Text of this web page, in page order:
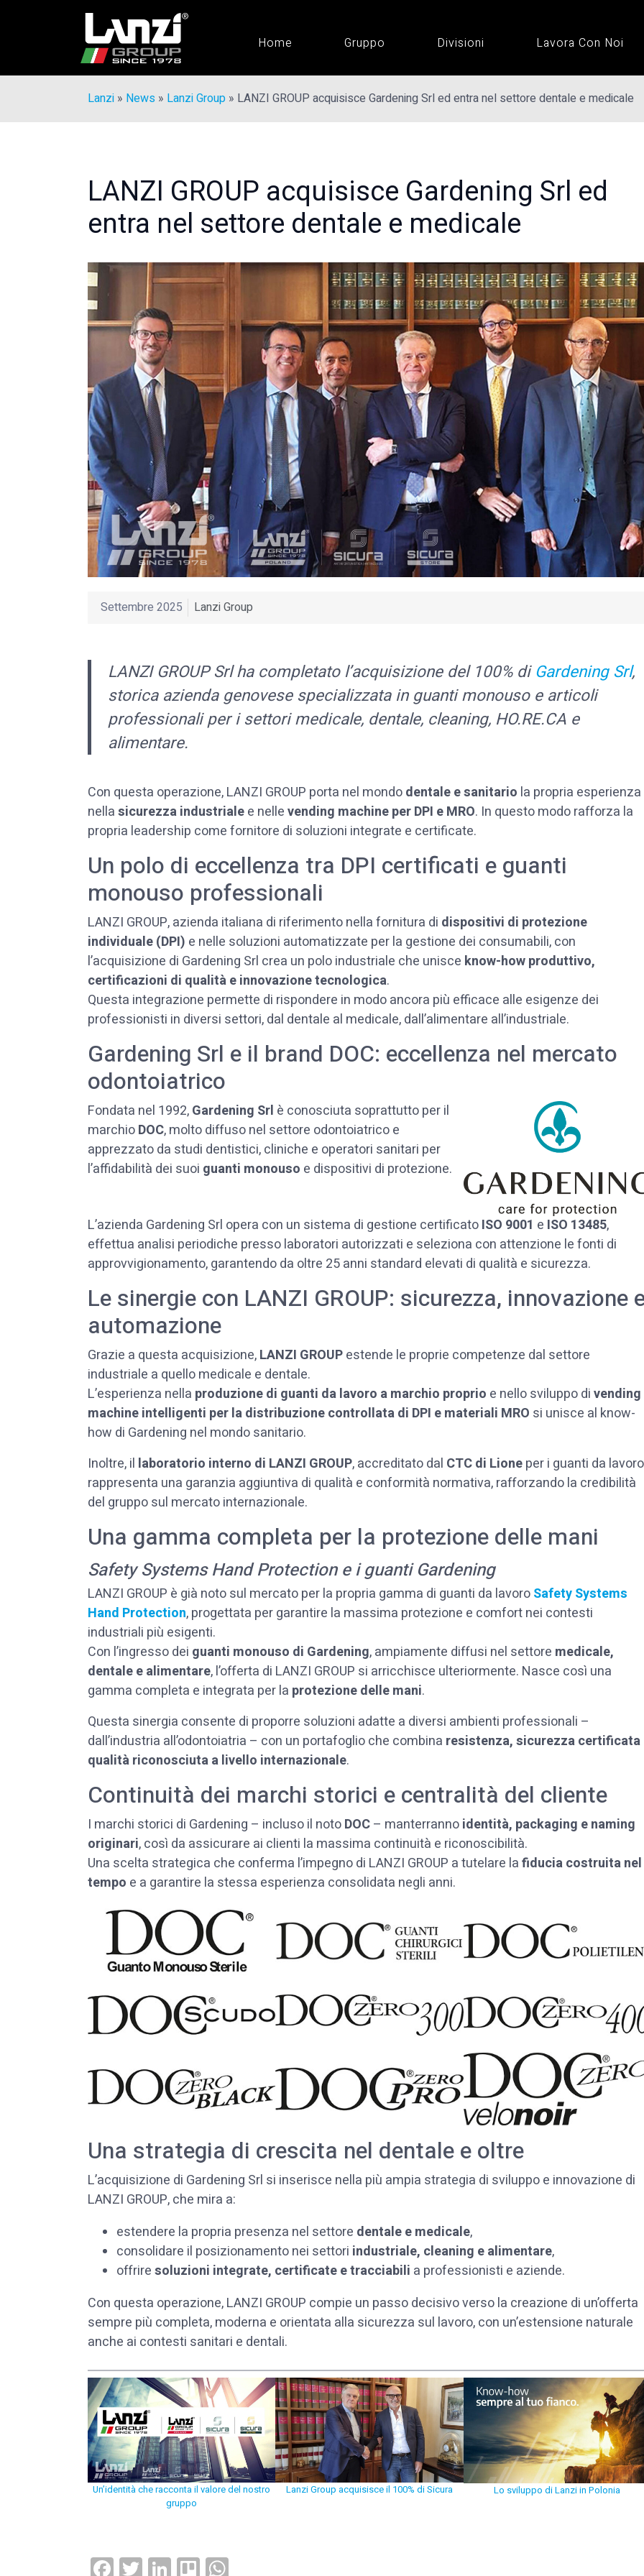
Home Gruppo Divisioni Lavora Con Noi
Lanzi » News » Lanzi Group » LANZI GROUP acquisisce Gardening Srl ed entra nel settore dentale e medicale
LANZI GROUP acquisisce Gardening Srl ed
entra nel settore dentale e medicale
Settembre 2025 Lanzi Group
LANZI GROUP Srl ha completato l’acquisizione del 100% diGardening Srl,
storica azienda genovese specializzata in guanti monouso e articoli
professionali per i settori medicale, dentale, cleaning, HO.RE.CA e
alimentare.
Con questa operazione, LANZI GROUP porta nel mondodentale e sanitario la propria esperienza
nellasicurezza industrialee nellevending machineper DPI e MRO. In questo modo rafforza la
propria leadership come fornitore di soluzioni integrate e certificate.
Un polo di eccellenza tra DPI certificati e guanti
monouso professionali
LANZI GROUP, azienda italiana di riferimento nella fornitura di dispositivi di protezione
individuale (DPI) e nelle soluzioni automatizzate per la gestione dei consumabili, con
l’acquisizione di Gardening Srl crea un polo industriale che unisce know-how produttivo,
certificazioni di qualità e innovazione tecnologica.
Questa integrazione permette di rispondere in modo ancora più efficace alle esigenze dei
professionisti in diversi settori, dal dentale al medicale, dall’alimentare all’industriale.
Gardening Srl e il brand DOC: eccellenza nel mercato
odontoiatrico
Fondata nel 1992,Gardening Srl è conosciuta soprattutto per il
marchioDOC, molto diffuso nel settore odontoiatrico e
apprezzato da studi dentistici, cliniche e operatori sanitari per
l’affidabilità dei suoi guanti monouso e dispositivi di protezione.
L’azienda Gardening Srl opera con un sistema di gestione certificatoISO 9001 e ISO 13485,
effettua analisi periodiche presso laboratori autorizzati e seleziona con attenzione le fonti di
approvvigionamento, garantendo da oltre 25 anni standard elevati di qualità e sicurezza.
Le sinergie con LANZI GROUP: sicurezza, innovazione
automazione
Grazie a questa acquisizione,LANZI GROUPestende le proprie competenze dal settore
industriale a quello medicale e dentale.
L’esperienza nella produzione di guanti da lavoro a marchio proprio e nello sviluppo divending
machine intelligenti per la distribuzione controllata di DPI e materiali MRO si unisce al know-
how di Gardening nel mondo sanitario.
Inoltre, il laboratorio interno di LANZI GROUP, accreditato dal CTC di Lioneper i guanti da
rappresenta una garanzia aggiuntiva di qualità e conformità normativa, rafforzando la credibilità
del gruppo sul mercato internazionale.
Una gamma completa per la protezione delle mani
Safety Systems Hand Protection e i guanti Gardening
LANZI GROUP è già noto sul mercato per la propria gamma di guanti da lavoroSafety Systems
Hand Protection, progettata per garantire la massima protezione e comfort nei contesti
industriali più esigenti.
Con l’ingresso dei guanti monouso di Gardening, ampiamente diffusi nel settore medicale,
dentale e alimentare, l’offerta di LANZI GROUP si arricchisce ulteriormente. Nasce così una
gamma completa e integrata per la protezione delle mani.
Questa sinergia consente di proporre soluzioni adatte a diversi ambienti professionali –
dall’industria all’odontoiatria – con un portafoglio che combina resistenza, sicurezza certificata
qualità riconosciuta a livello internazionale.
Continuità dei marchi storici e centralità del cliente
I marchi storici di Gardening – incluso il notoDOC– manterrannoidentità, packaging e naming
originari, così da assicurare ai clienti la massima continuità e riconoscibilità.
Una scelta strategica che conferma l’impegno di LANZI GROUP a tutelare lafiducia costruita nel
tempo e a garantire la stessa esperienza consolidata negli anni.
Una strategia di crescita nel dentale e oltre
L’acquisizione di Gardening Srl si inserisce nella più ampia strategia di sviluppo e innovazione di
LANZI GROUP, che mira a:
estendere la propria presenza nel settore dentale e medicale,
consolidare il posizionamento nei settori industriale, cleaning e alimentare,
offriresoluzioni integrate, certificate e tracciabili a professionisti e aziende.
Con questa operazione, LANZI GROUP compie un passo decisivo verso la creazione di un’offerta
sempre più completa, moderna e orientata alla sicurezza sul lavoro, con un’estensione naturale
anche ai contesti sanitari e dentali.
Un’identità che racconta il valore del nostro
gruppo
Lanzi Group acquisisce il 100% di Sicura Lo sviluppo di Lanzi in Polonia
Facebook
Twitter
LinkedIn
Trello